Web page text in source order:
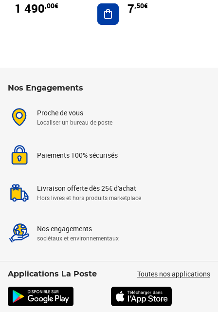
1 490,00€ Ajouter au panier
7,50€
Nos Engagements
Proche de vous
Localiser un bureau de poste
Paiements 100% sécurisés
Livraison offerte dès 25€ d'achat
Hors livres et hors produits marketplace
Nos engagements
sociétaux et environnementaux
Applications La Poste Toutes nos applications